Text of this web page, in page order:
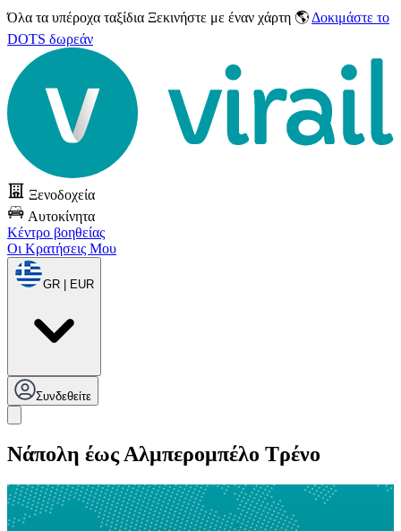
Όλα τα υπέροχα ταξίδια Ξεκινήστε με έναν χάρτη 🌎 Δοκιμάστε το
DOTS δωρεάν
Ξενοδοχεία
Αυτοκίνητα
Κέντρο βοηθείας
Οι Κρατήσεις Μου
GR | EUR
Συνδεθείτε
Νάπολη έως Αλμπερομπέλο Τρένο